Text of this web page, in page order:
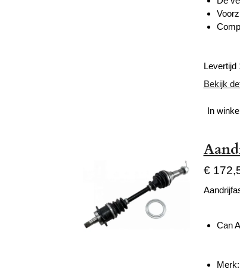
Levertijd
Bekijk
In
€
Can